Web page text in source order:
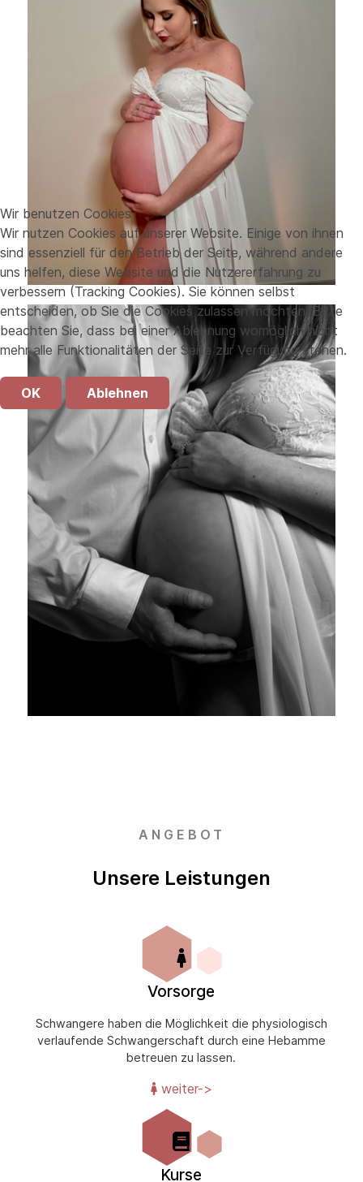
ANGEBOT
Unsere Leistungen
Vorsorge
Schwangere haben die Möglichkeit die physiologisch
verlaufende Schwangerschaft durch eine Hebamme
betreuen zu lassen.
weiter->
Kurse
Wir benutzen Cookies
Wir nutzen Cookies auf unserer Website. Einige von ihnen
sind essenziell für den Betrieb der Seite, während andere
uns helfen, diese Website und die Nutzererfahrung zu
verbessern (Tracking Cookies). Sie können selbst
entscheiden, ob Sie die Cookies zulassen möchten. Bitte
beachten Sie, dass bei einer Ablehnung womöglich nicht
mehr alle Funktionalitäten der Seite zur Verfügung stehen.
OK Ablehnen